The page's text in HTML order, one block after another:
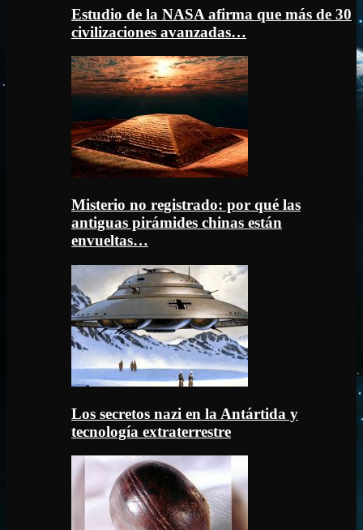
Estudio de la NASA afirma que más de 30
civilizaciones avanzadas…
Misterio no registrado: por qué las
antiguas pirámides chinas están
envueltas…
Los secretos nazi en la Antártida y
tecnología extraterrestre